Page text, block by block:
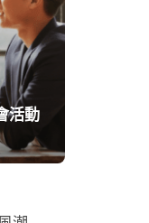
活動